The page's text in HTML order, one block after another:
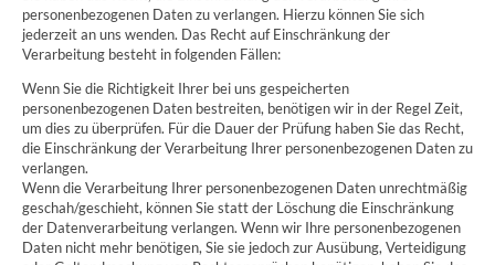
personenbezogenen Daten zu verlangen. Hierzu können Sie sich
jederzeit an uns wenden. Das Recht auf Einschränkung der
Verarbeitung besteht in folgenden Fällen:
Wenn Sie die Richtigkeit Ihrer bei uns gespeicherten
personenbezogenen Daten bestreiten, benötigen wir in der Regel Zeit,
um dies zu überprüfen. Für die Dauer der Prüfung haben Sie das Recht,
die Einschränkung der Verarbeitung Ihrer personenbezogenen Daten zu
verlangen.
Wenn die Verarbeitung Ihrer personenbezogenen Daten unrechtmäßig
geschah/geschieht, können Sie statt der Löschung die Einschränkung
der Datenverarbeitung verlangen. Wenn wir Ihre personenbezogenen
Daten nicht mehr benötigen, Sie sie jedoch zur Ausübung, Verteidigung